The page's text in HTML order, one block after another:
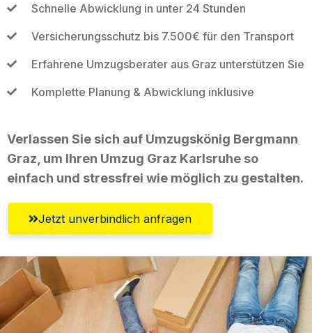
Schnelle Abwicklung in unter 24 Stunden
Versicherungsschutz bis 7.500€ für den Transport
Erfahrene Umzugsberater aus Graz unterstützen Sie
Komplette Planung & Abwicklung inklusive
Verlassen Sie sich auf Umzugskönig Bergmann
Graz, um Ihren Umzug Graz Karlsruhe so
einfach und stressfrei wie möglich zu gestalten.
Jetzt unverbindlich anfragen